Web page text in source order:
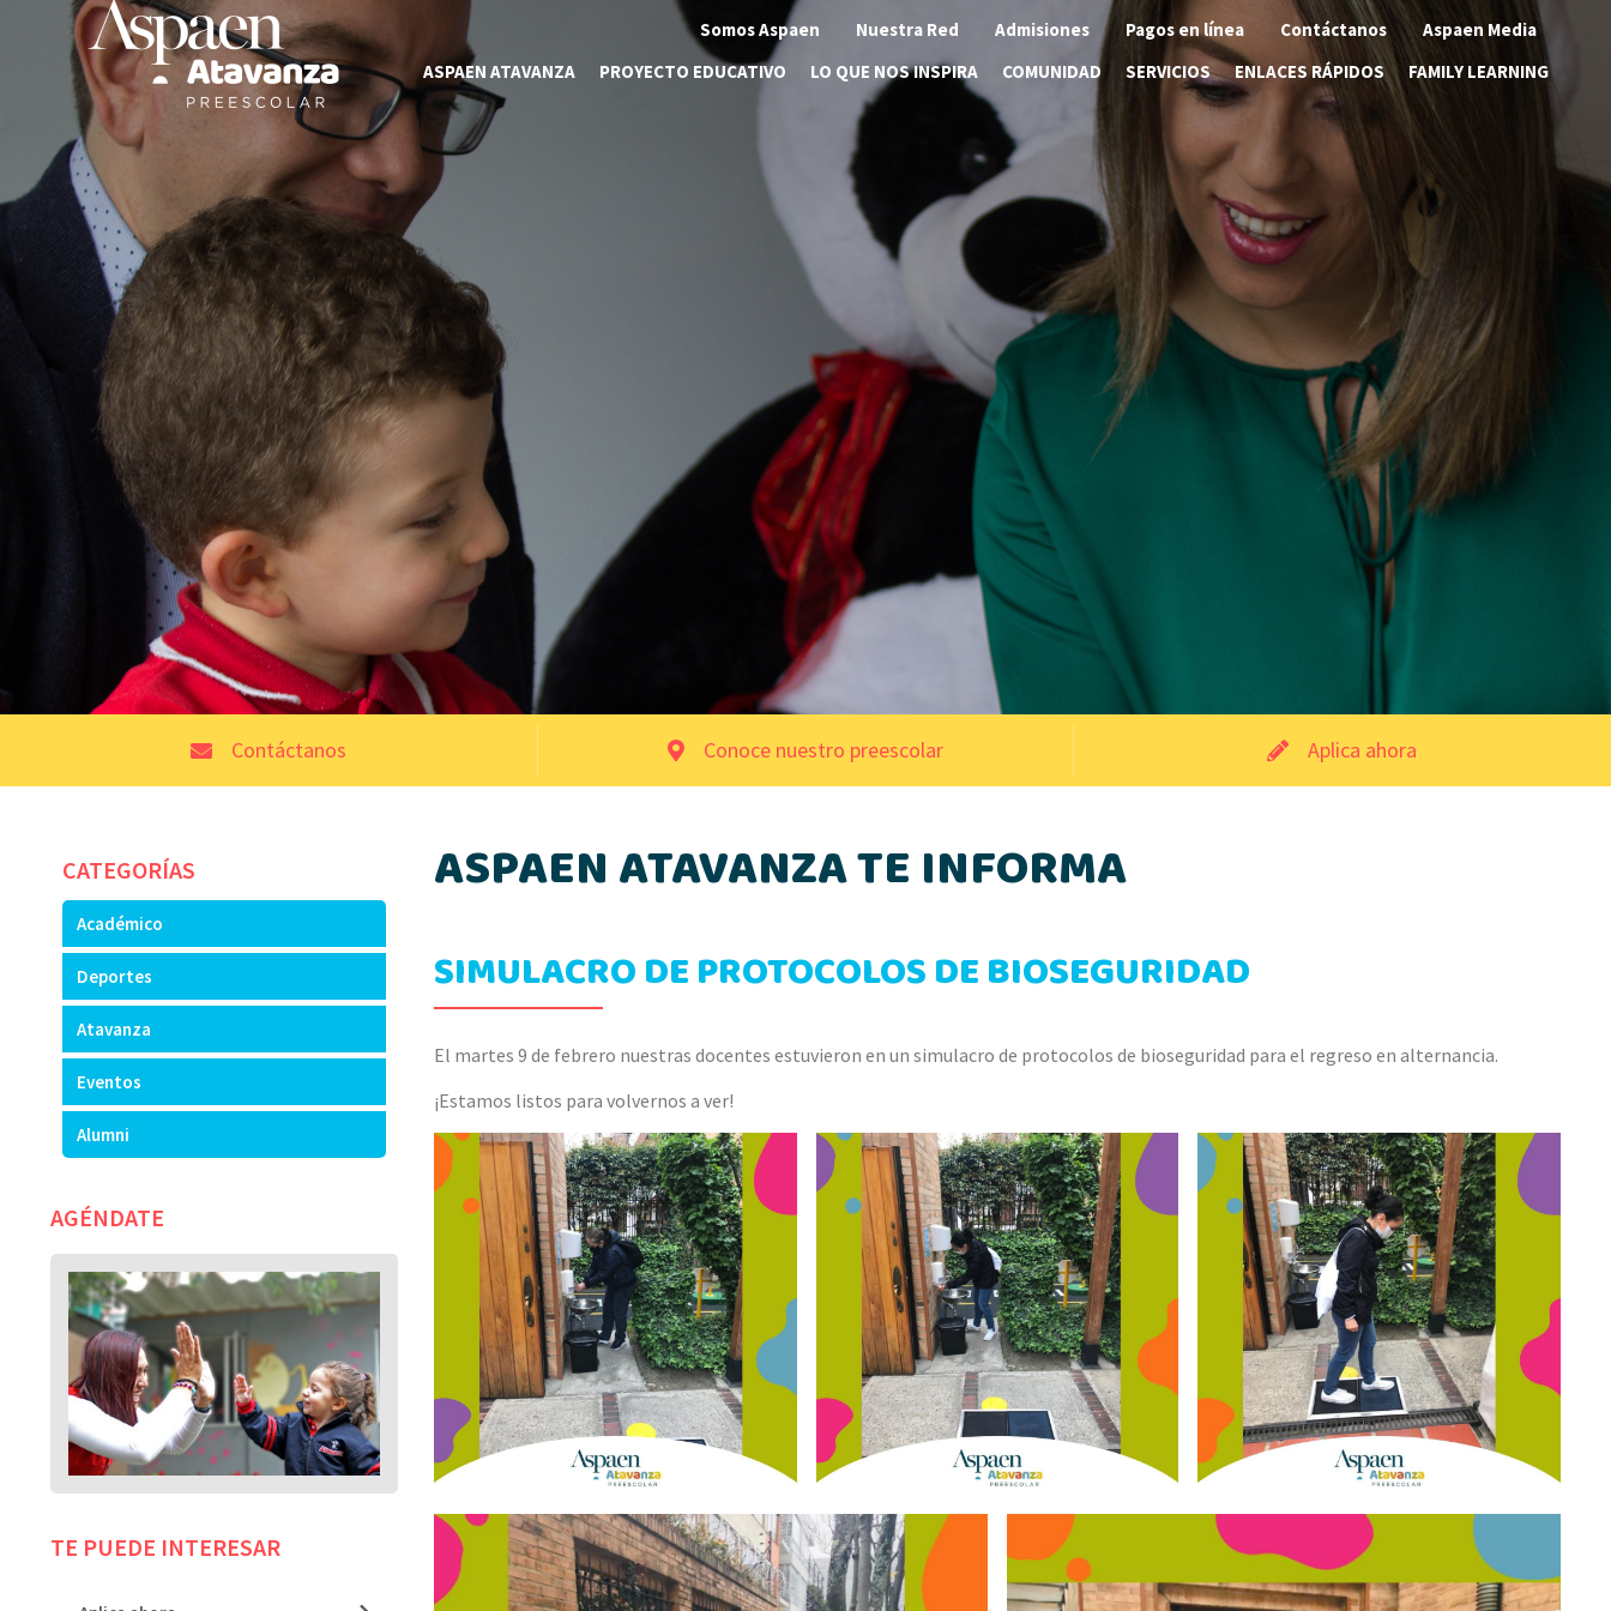
Somos Aspaen Nuestra Red Admisiones Pagos en línea Contáctanos
Aspaen Media
ASPAEN ATAVANZA
PROYECTO EDUCATIVO LO QUE NOS INSPIRA COMUNIDAD SERVICIOS ENLACES RÁPIDOS FAMILY LEARNING
Contáctanos Conoce nuestro preescolar Aplica ahora
CATEGORÍAS
Académico
Deportes
Atavanza
Eventos
Alumni
AGÉNDATE
TE PUEDE INTERESAR
ASPAEN ATAVANZA TE INFORMA
SIMULACRO DE PROTOCOLOS DE BIOSEGURIDAD
El martes 9 de febrero nuestras docentes estuvieron en un simulacro de protocolos de bioseguridad para el regreso en alternancia.
¡Estamos listos para volvernos a ver!